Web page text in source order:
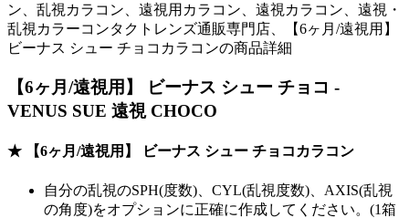
ン、乱視カラコン、遠視用カラコン、遠視カラコン、遠視・
乱視カラーコンタクトレンズ通販専門店、【6ヶ月/遠視用】
ビーナス シュー チョコカラコンの商品詳細
【6ヶ月/遠視用】 ビーナス シュー チョコ -
VENUS SUE 遠視 CHOCO
★ 【6ヶ月/遠視用】 ビーナス シュー チョコカラコン
自分の乱視のSPH(度数)、CYL(乱視度数)、AXIS(乱視
の角度)をオプションに正確に作成してください。(1箱